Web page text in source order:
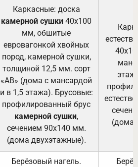
Каркасные: доска
камерной сушки 40х100
мм, обшитые
евровагонкой хвойных
пород, камерной сушки,
толщиной 12,5 мм. сорт
«АВ» (дома с мансардой
и в 1,5 этажа). Брусовые:
профилированный брус
камерной сушки,
сечением 90х140 мм.
(дома двухэтажные).
(дома
Берёзовый нагель.